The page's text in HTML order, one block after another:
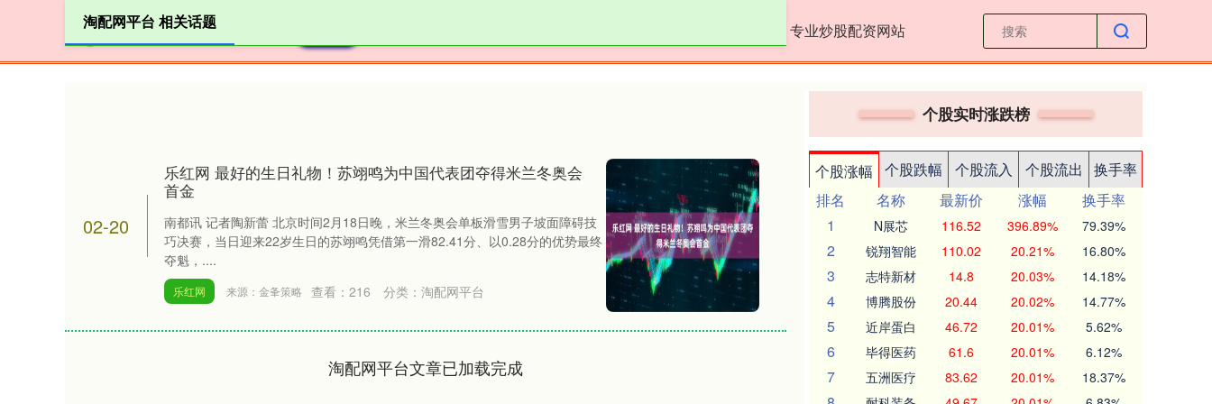
专业炒股配资网站
淘配网平台 相关话题
02-20
乐红网 最好的生日礼物！苏翊鸣为中国代表团夺得米兰冬奥会
首金
南都讯 记者陶新蕾 北京时间2月18日晚，米兰冬奥会单板滑雪男子坡面障碍技
巧决赛，当日迎来22岁生日的苏翊鸣凭借第一滑82.41分、以0.28分的优势最终
夺魁，....
乐红网 来源：金夆策略 查看： 216 分类： 淘配网平台
淘配网平台文章已加载完成
个股实时涨跌榜
个股涨幅 个股跌幅 个股流入 个股流出
换手率
排名
名称 最新价 涨幅
换手率
1
N展芯 116.52 396.89% 79.39%
2 锐翔智能 110.02 20.21% 16.80%
3 志特新材 14.8 20.03% 14.18%
4 博腾股份 20.44 20.02% 14.77%
5 近岸蛋白 46.72 20.01% 5.62%
6 毕得医药 61.6 20.01% 6.12%
7 五洲医疗 83.62 20.01% 18.37%